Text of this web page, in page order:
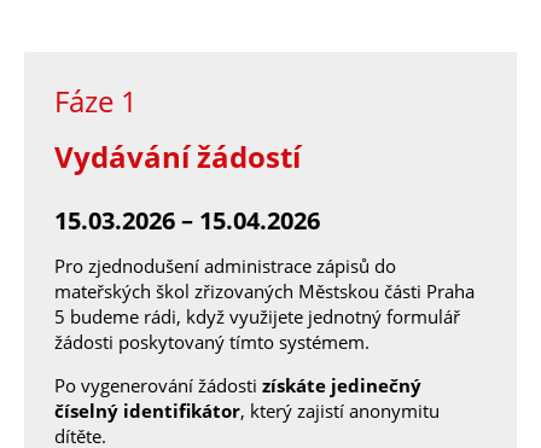
Fáze 1
Vydávání žádostí
15.03.2026 – 15.04.2026
Pro zjednodušení administrace zápisů do
mateřských škol zřizovaných Městskou části Praha
5 budeme rádi, když využijete jednotný formulář
žádosti poskytovaný tímto systémem.
Po vygenerování žádosti získáte jedinečný
číselný identifikátor, který zajistí anonymitu
dítěte.